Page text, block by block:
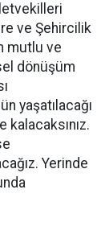
ve Şehircilik
mutlu ve
dönüşüm
yaşatılacağı
Yerinde